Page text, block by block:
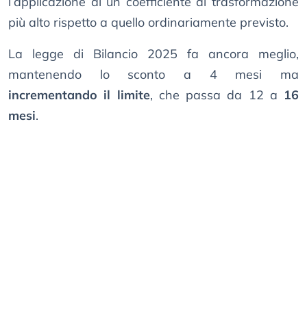
più alto rispetto a quello ordinariamente previsto.
La legge di Bilancio 2025 fa ancora meglio,
mantenendo lo sconto a 4 mesi ma
incrementando il limite, che passa da 12 a 16
mesi.